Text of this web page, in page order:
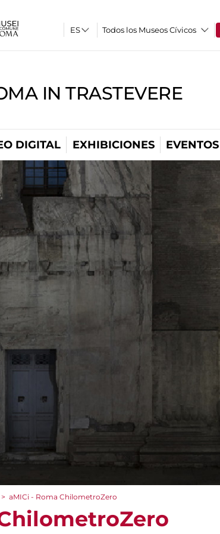
Todos los Museos Cívicos
IN TRASTEVERE
DIGITAL EXHIBICIONES EVENTOS
> aMICi - Roma ChilometroZero